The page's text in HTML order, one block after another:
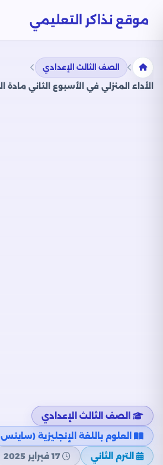
موقع نذاكر التعليمي
الصف الثالث الإعدادي
الصف الثالث الإعدادي
العلوم باللغة الإنجليزية (ساينس Science)
الترم الثاني
17 فبراير 2025